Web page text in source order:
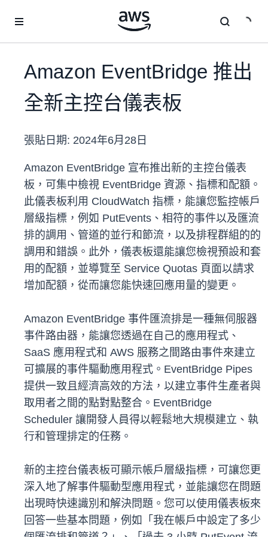
Amazon EventBridge 推出
全新主控台儀表板
張貼日期: 2024年6月28日
Amazon EventBridge 宣布推出新的主控台儀表
板，可集中檢視 EventBridge 資源、指標和配額。
此儀表板利用 CloudWatch 指標，能讓您監控帳戶
層級指標，例如 PutEvents、相符的事件以及匯流
排的調用、管道的並行和節流，以及排程群組的的
調用和錯誤。此外，儀表板還能讓您檢視預設和套
用的配額，並導覽至 Service Quotas 頁面以請求
增加配額，從而讓您能快速回應用量的變更。
Amazon EventBridge 事件匯流排是一種無伺服器
事件路由器，能讓您透過在自己的應用程式、
SaaS 應用程式和 AWS 服務之間路由事件來建立
可擴展的事件驅動應用程式。EventBridge Pipes
提供一致且經濟高效的方法，以建立事件生產者與
取用者之間的點對點整合。EventBridge
Scheduler 讓開發人員得以輕鬆地大規模建立、執
行和管理排定的任務。
新的主控台儀表板可顯示帳戶層級指標，可讓您更
深入地了解事件驅動型應用程式，並能讓您在問題
出現時快速識別和解決問題。您可以使用儀表板來
回答一些基本問題，例如「我在帳戶中設定了多少